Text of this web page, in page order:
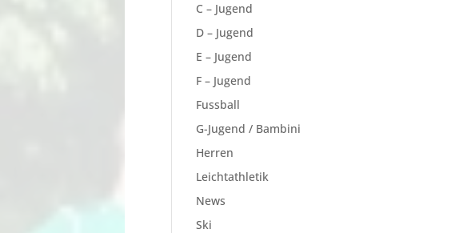
C – Jugend
D – Jugend
E – Jugend
F – Jugend
Fussball
G-Jugend / Bambini
Herren
Leichtathletik
News
Ski